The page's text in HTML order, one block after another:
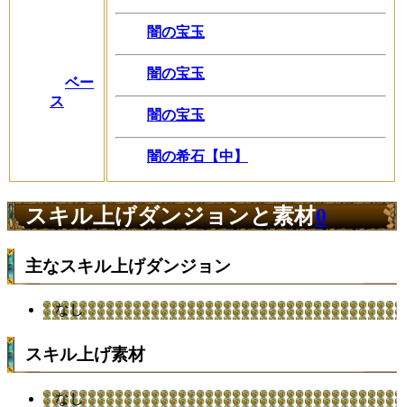
ベー
ス
闇の宝玉
闇の宝玉
闇の宝玉
闇の希石【中】
スキル上げダンジョンと素材0
主なスキル上げダンジョン
なし
スキル上げ素材
なし